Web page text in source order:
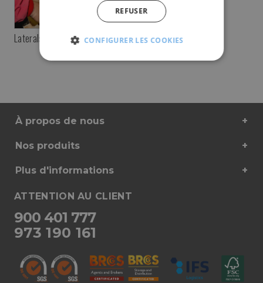
Laterals
À propos de nous
Nos produits
Plus d'informations
ATTENTION AU CLIENT
900 401 777
973 190 161
REFUSER
CONFIGURER LES COOKIES
PERFORMANCE